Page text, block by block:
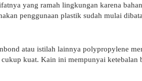
yang ramah lingkungan karena
penggunaan plastik sudah mulai
atau istilah lainnya polypropylene
kuat. Kain ini mempunyai ketebalan